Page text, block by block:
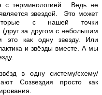
с терминологией. Ведь не
звездой. Это может
с нашей точки
за другом с небольшим
как одну звезду. Или
и звёзды вместе. А мы
в одну систему/схему/
Созвездия просто как